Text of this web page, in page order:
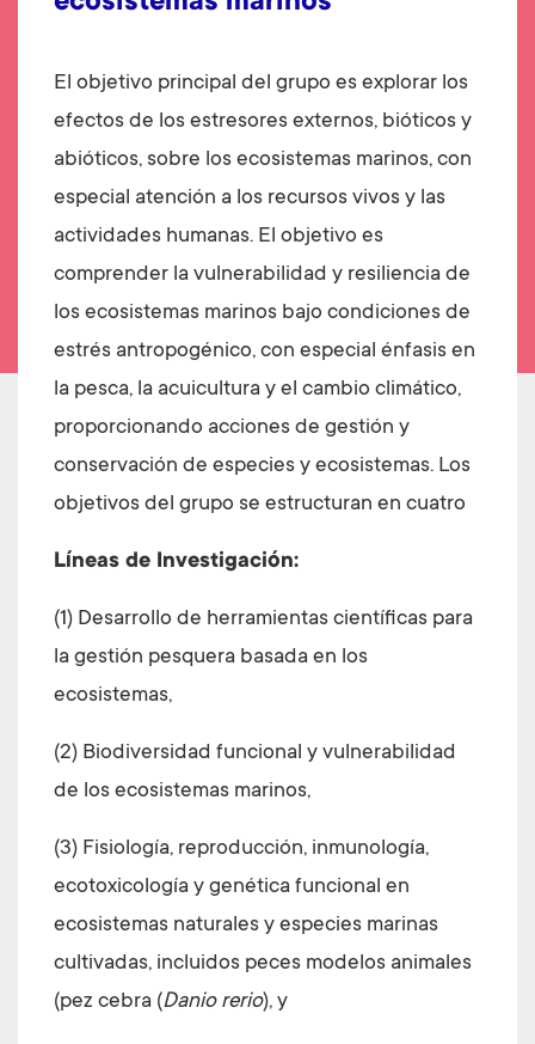
El objetivo principal del grupo es explorar los
efectos de los estresores externos, bióticos y
abióticos, sobre los ecosistemas marinos, con
especial atención a los recursos vivos y las
actividades humanas. El objetivo es
comprender la vulnerabilidad y resiliencia de
los ecosistemas marinos bajo condiciones de
estrés antropogénico, con especial énfasis en
la pesca, la acuicultura y el cambio climático,
proporcionando acciones de gestión y
conservación de especies y ecosistemas. Los
objetivos del grupo se estructuran en cuatro
Líneas de Investigación:
(1) Desarrollo de herramientas científicas para
la gestión pesquera basada en los
ecosistemas,
(2) Biodiversidad funcional y vulnerabilidad
de los ecosistemas marinos,
(3) Fisiología, reproducción, inmunología,
ecotoxicología y genética funcional en
ecosistemas naturales y especies marinas
cultivadas, incluidos peces modelos animales
(pez cebra (Danio rerio), y